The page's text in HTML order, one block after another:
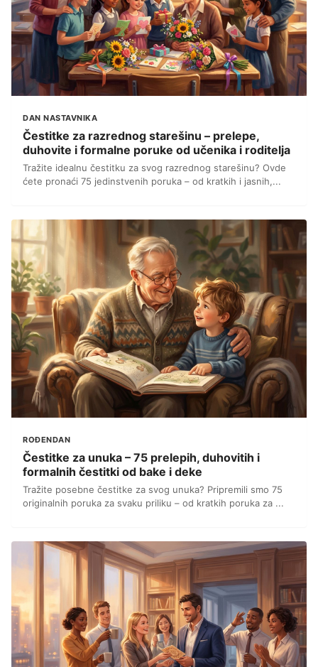
DAN NASTAVNIKA
Čestitke za razrednog starešinu – prelepe,
duhovite i formalne poruke od učenika i roditelja
Tražite idealnu čestitku za svog razrednog starešinu? Ovde
ćete pronaći 75 jedinstvenih poruka – od kratkih i jasnih,...
ROĐENDAN
Čestitke za unuka – 75 prelepih, duhovitih i
formalnih čestitki od bake i deke
Tražite posebne čestitke za svog unuka? Pripremili smo 75
originalnih poruka za svaku priliku – od kratkih poruka za ...